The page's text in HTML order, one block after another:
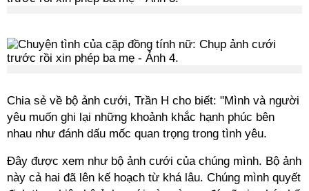
Chia sẻ về bộ ảnh cưới, Trần H cho biết: "Mình và người
yêu muốn ghi lại những khoảnh khắc hạnh phúc bên
nhau như đánh dấu mốc quan trọng trong tình yêu.
Đây được xem như bộ ảnh cưới của chúng mình. Bộ ảnh
này cả hai đã lên kế hoạch từ khá lâu. Chúng mình quyết